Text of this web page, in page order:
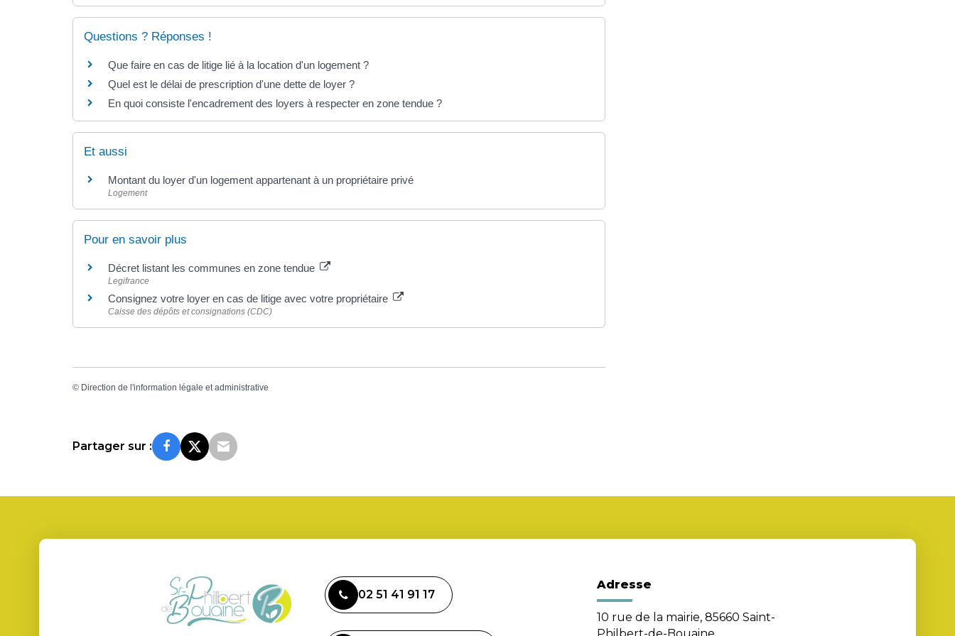
Questions ? Réponses !
Que faire en cas de litige lié à la location d'un logement ?
Quel est le délai de prescription d'une dette de loyer ?
En quoi consiste l'encadrement des loyers à respecter en zone tendue ?
Et aussi
Montant du loyer d'un logement appartenant à un propriétaire privé
Logement
Pour en savoir plus
Décret listant les communes en zone tendue
Legifrance
Consignez votre loyer en cas de litige avec votre propriétaire
Caisse des dépôts et consignations (CDC)
© Direction de l'information légale et administrative
Partager sur :
02 51 41 91 17
Adresse
10 rue de la mairie, 85660 Saint-